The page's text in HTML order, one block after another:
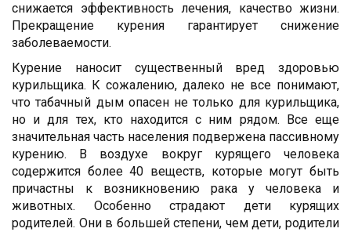
снижается эффективность лечения, качество жизни.
Прекращение курения гарантирует снижение
заболеваемости.
Курение наносит существенный вред здоровью
курильщика. К сожалению, далеко не все понимают,
что табачный дым опасен не только для курильщика,
но и для тех, кто находится с ним рядом. Все еще
значительная часть населения подвержена пассивному
курению. В воздухе вокруг курящего человека
содержится более 40 веществ, которые могут быть
причастны к возникновению рака у человека и
животных. Особенно страдают дети курящих
родителей. Они в большей степени, чем дети, родители